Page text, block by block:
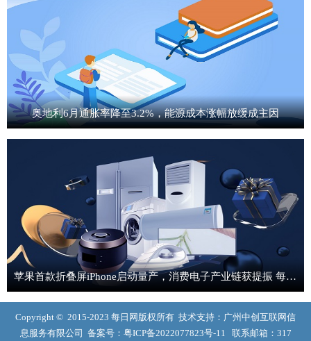
奥地利6月通胀率降至3.2%，能源成本涨幅放缓成主因
苹果首款折叠屏iPhone启动量产，消费电子产业链获提振 每日热门
Copyright © 2015-2023 每日网版权所有 技术支持：广州中创互联网信
息服务有限公司 备案号： 粤ICP备2022077823号-11 联系邮箱：317